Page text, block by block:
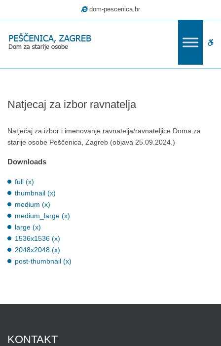
izbor
ravnatelja
dom-pescenica.hr
Natjecaj za izbor ravnatelja
Natječaj za izbor i imenovanje ravnatelja/ravnateljice Doma za
starije osobe Peščenica, Zagreb (objava 25.09.2024.)
Downloads
full (x)
thumbnail (x)
medium (x)
medium_large (x)
large (x)
1536x1536 (x)
2048x2048 (x)
post-thumbnail (x)
KONTAKT